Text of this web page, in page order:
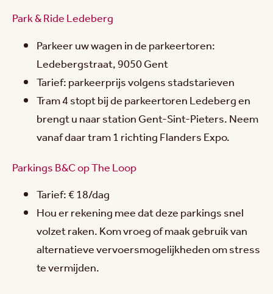
Park & Ride Ledeberg
Parkeer uw wagen in de parkeertoren:
Ledebergstraat, 9050 Gent
Tarief: parkeerprijs volgens stadstarieven
Tram 4 stopt bij de parkeertoren Ledeberg en
brengt u naar station Gent-Sint-Pieters. Neem
vanaf daar tram 1 richting Flanders Expo.
Parkings B&C op The Loop
Tarief: € 18/dag
Hou er rekening mee dat deze parkings snel
volzet raken. Kom vroeg of maak gebruik van
alternatieve vervoersmogelijkheden om stress
te vermijden.